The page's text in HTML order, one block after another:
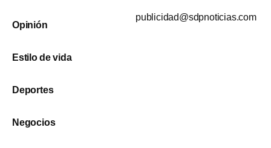
Opinión
Estilo de vida
Deportes
Negocios
publicidad@sdpnoticias.com